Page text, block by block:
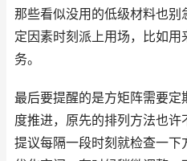
那些看似没用的低级材料也
定因素时刻派上用场，比如
务。
最后要提醒的是方矩阵需要
度推进，原先的排列方法也许
提议每隔一段时刻就检查一